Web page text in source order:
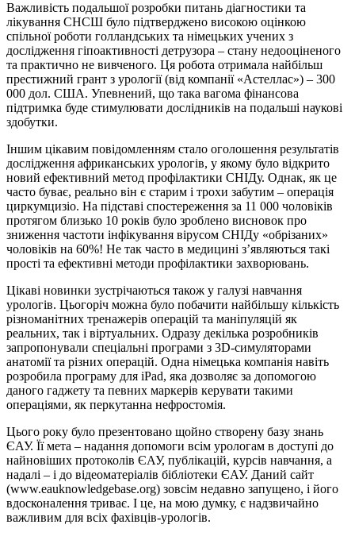
Важливість подальшої розробки питань діагностики та
лікування СНСШ було підтверджено високою оцінкою
спільної роботи голландських та німецьких учених з
дослідження гіпоактивності детрузора – стану недооціненого
та практично не вивченого. Ця робота отримала найбільш
престижний грант з урології (від компанії «Астеллас») – 300
000 дол. США. Упевнений, що така вагома фінансова
підтримка буде стимулювати дослідників на подальші наукові
здобутки.
Іншим цікавим повідомленням стало оголошення результатів
дослідження африканських урологів, у якому було відкрито
новий ефективний метод профілактики СНІДу. Однак, як це
часто буває, реально він є старим і трохи забутим – операція
циркумцизіо. На підставі спостереження за 11 000 чоловіків
протягом близько 10 років було зроблено висновок про
зниження частоти інфікування вірусом СНІДу «обрізаних»
чоловіків на 60%! Не так часто в медицині з’являються такі
прості та ефективні методи профілактики захворювань.
Цікаві новинки зустрічаються також у галузі навчання
урологів. Цьогоріч можна було побачити найбільшу кількість
різноманітних тренажерів операцій та маніпуляцій як
реальних, так і віртуальних. Одразу декілька розробників
запропонували спеціальні програми з 3D-симуляторами
анатомії та різних операцій. Одна німецька компанія навіть
розробила програму для iPad, яка дозволяє за допомогою
даного гаджету та певних маркерів керувати такими
операціями, як перкутанна нефростомія.
Цього року було презентовано щойно створену базу знань
ЄАУ. Її мета – надання допомоги всім урологам в доступі до
найновіших протоколів ЄАУ, публікацій, курсів навчання, а
надалі – і до відеоматеріалів бібліотеки ЄАУ. Даний сайт
(www.eauknowledgebase.org) зовсім недавно запущено, і його
вдосконалення триває. І це, на мою думку, є надзвичайно
важливим для всіх фахівців-урологів.